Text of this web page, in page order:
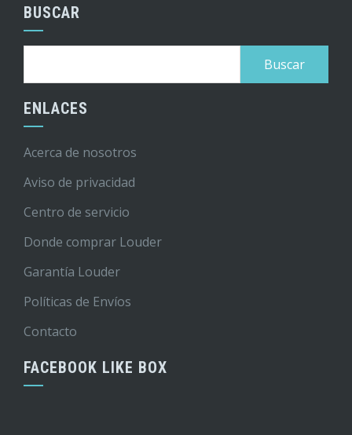
BUSCAR
ENLACES
Acerca de nosotros
Aviso de privacidad
Centro de servicio
Donde comprar Louder
Garantía Louder
Políticas de Envíos
Contacto
FACEBOOK LIKE BOX